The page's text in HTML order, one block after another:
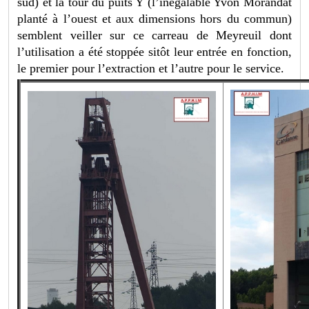
planté à l’ouest et aux dimensions hors du commun)
semblent veiller sur ce carreau de Meyreuil dont
l’utilisation a été stoppée sitôt leur entrée en fonction,
le premier pour l’extraction et l’autre pour le service.